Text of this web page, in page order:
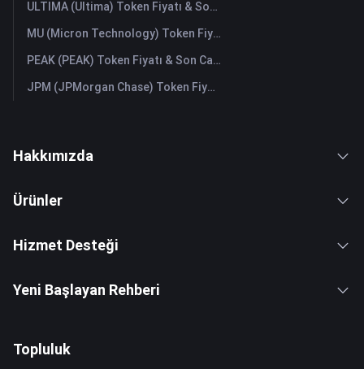
ULTIMA (Ultima) Token Fiyatı & Son Canlı Grafik
MU (Micron Technology) Token Fiyatı & Son Canlı Grafik
PEAK (PEAK) Token Fiyatı & Son Canlı Grafik
JPM (JPMorgan Chase) Token Fiyatı & Son Canlı Grafik
Hakkımızda
Ürünler
Hizmet Desteği
Yeni Başlayan Rehberi
Topluluk